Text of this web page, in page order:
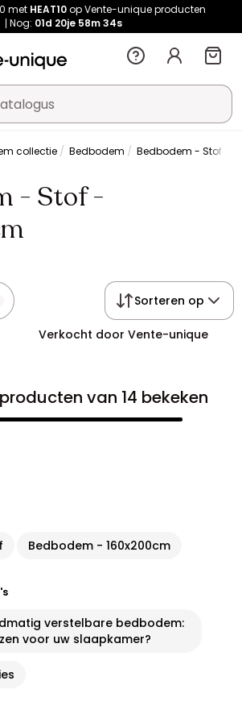
met HEAT10op Vente-unique producten
Nog: 01d 20je 58m 34s
collectie Bedbodem Bedbodem - Stof -
- Stof -
Sorteren op
Verkocht door Vente-unique
van 14 bekeken
Bedbodem - 160x200cm
verstelbare bedbodem:
voor uw slaapkamer?